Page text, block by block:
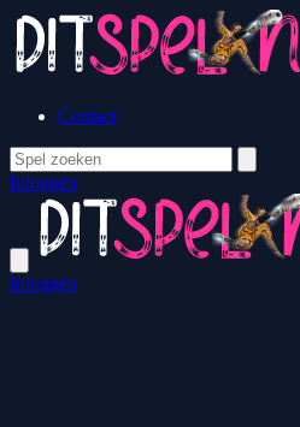
Contact
Inloggen
Inloggen